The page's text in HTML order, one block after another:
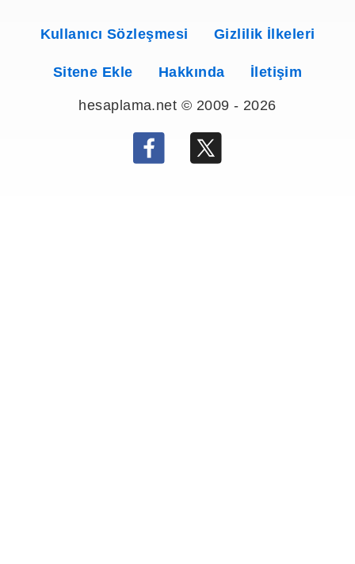
Kullanıcı Sözleşmesi Gizlilik İlkeleri
Sitene Ekle Hakkında İletişim
hesaplama.net © 2009 - 2026